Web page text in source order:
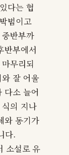
다는 협
범이고
반부까
반부에서
무리되
잘 어울
다소 늘어
의 지나
와 동기가
다.
소설로 유